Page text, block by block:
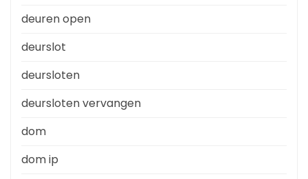
deuren open
deurslot
deursloten
deursloten vervangen
dom
dom ip